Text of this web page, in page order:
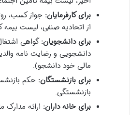
برای کارفرمایان: جواز کسب،
از اتحادیه صنفی، لیست بیمه
برای دانشجویان: گواهی
دانشجویی و رضایت نامه
مالی خود دانشجو).
برای بازنشستگان: حکم
بازنشستگی.
برای خانه داران: ارائه